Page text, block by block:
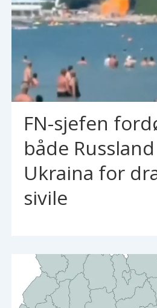
FN-sjefen
både
Ukraina for
sivile